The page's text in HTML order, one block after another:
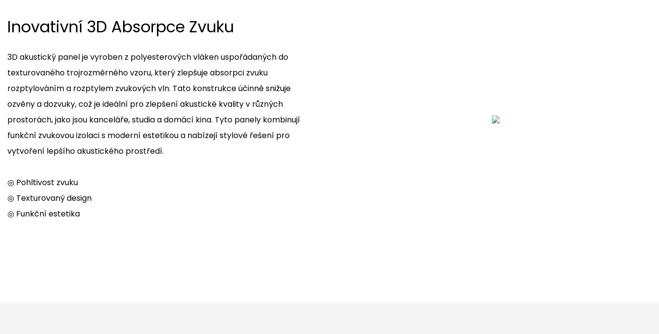
Inovativní 3D Absorpce Zvuku
3D akustický panel je vyroben z polyesterových vláken uspořádaných do
texturovaného trojrozměrného vzoru, který zlepšuje absorpci zvuku
rozptylováním a rozptylem zvukových vln. Tato konstrukce účinně snižuje
ozvěny a dozvuky, což je ideální pro zlepšení akustické kvality v různých
prostorách, jako jsou kanceláře, studia a domácí kina. Tyto panely kombinují
funkční zvukovou izolaci s moderní estetikou a nabízejí stylové řešení pro
vytvoření lepšího akustického prostředí.
◎ Pohltivost zvuku
◎ Texturovaný design
◎ Funkční estetika